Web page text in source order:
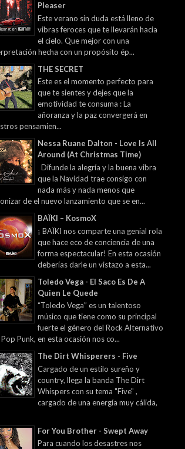
Pleaser
Este verano sin duda está lleno de
vibras feroces que te llevarán hacia
el cielo. Que mejor con una
hecha con un propósito ép...
THE SECRET
Este es el momento perfecto para
que te sientes y dejes que la
emotividad te consuma : La
añoranza y la paz convergerá en
pensamien...
Nessa Ruane Dalton - Love Is All
Around (At Christmas Time)
Difunde la alegría y la buena vibra
que la Navidad trae consigo con
nada más y nada menos que
de el nuevo lanzamiento que se en...
BAÏKI – KosmoX
¡ BAÏKI nos comparte una genial rola
que hace eco de conciencia de una
forma espectacular! En esta ocasión
deberías darle un vistazo a esta...
Toledo Vega - El Saco Es De A
Quien Le Quede
“Toledo Vega” es un talentoso
músico que tiene como su principal
fuerte el género del Rock Alternativo
Punk, en esta ocasión nos co...
The Dirt Whisperers - Five
Cargado de un estilo sureño y
country, llega la banda The Dirt
Whispers con su tema "Five" ,
cargado de una energía muy cálida,
For You Brother - Swept Away
Para cuando los desastres nos